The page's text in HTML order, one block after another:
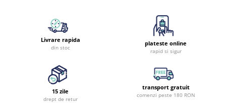
Livrare rapida
din stoc
plateste online
rapid si sigur
15 zile
drept de retur
transport gratuit
comenzi peste 180 RON